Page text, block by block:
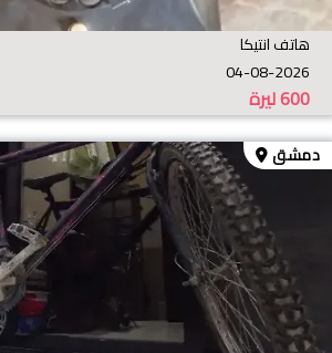
هاتف انتيكا
04-08-2026
ليرة600
دمشق